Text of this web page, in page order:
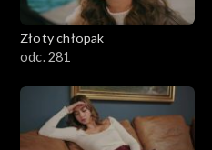
Złoty chłopak
odc. 281